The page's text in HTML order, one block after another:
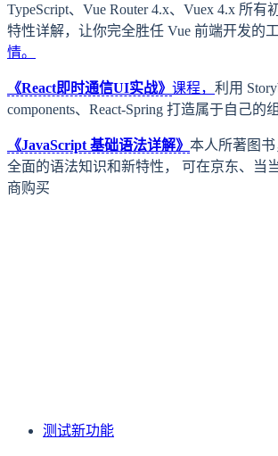
TypeScript、Vue Router 4.x、Vuex 4.x 所有
特性详解，让你完全胜任 Vue 前端开发的工
情。
《React即时通信UI实战》 课程， 利用
components、React-Spring 打造属于自己的
《JavaScript 基础语法详解》 本人所著图书
全面的语法知识和新特性， 可在京东、当
商购买
测试新功能